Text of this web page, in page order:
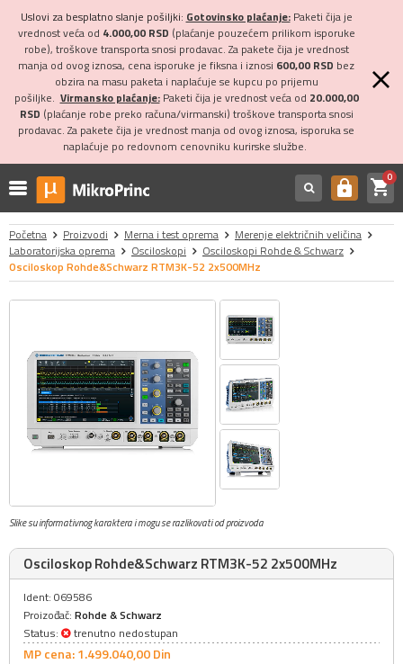
Uslovi za besplatno slanje pošiljki: Gotovinsko plaćanje:Paketi čija je
vrednost veća od 4.000,00 RSD (plaćanje pouzećem prilikom isporuke
robe), troškove transporta snosi prodavac. Za pakete čija je vrednost
manja od ovog iznosa, cena isporuke je fiksna i iznosi 600,00 RSD bez
obzira na masu paketa i naplaćuje se kupcu po prijemu
pošiljke. Virmansko plaćanje:Paketi čija je vrednost veća od 20.000,00
RSD (plaćanje robe preko računa/virmanski) troškove transporta snosi
prodavac. Za pakete čija je vrednost manja od ovog iznosa, isporuka se
naplaćuje po redovnom cenovniku kurirske službe.
https shopping_cart0
Početna Proizvodi Merna i test oprema
Merenje električnih veličina
Laboratorijska oprema
Osciloskopi
Osciloskopi Rohde & Schwarz
Osciloskop Rohde&Schwarz RTM3K-52 2x500MHz
Slike su informativnog karaktera i mogu se razlikovati od proizvoda
Osciloskop Rohde&Schwarz RTM3K-52 2x500MHz
Ident: 069586
Proizođač: Rohde & Schwarz
Status:
trenutno nedostupan
MP cena: 1.499.040,00Din